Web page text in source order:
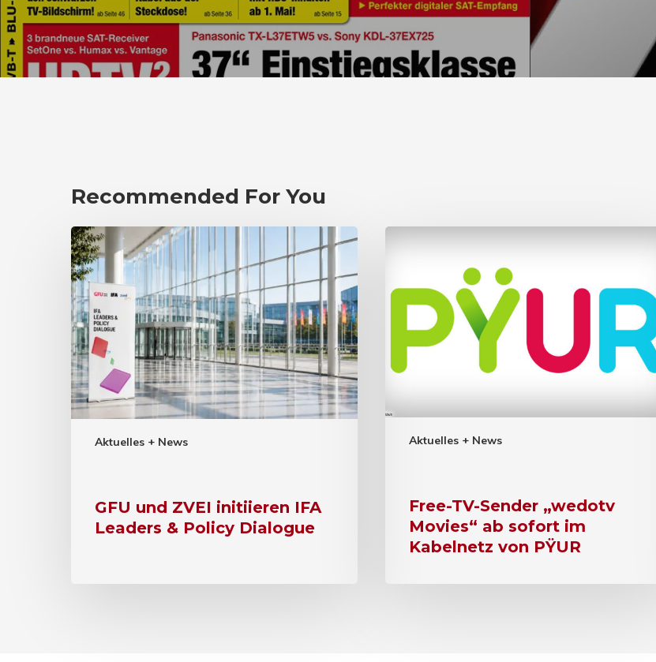
Recommended For You
Aktuelles + News
GFU und ZVEI initiieren IFA
Leaders & Policy Dialogue
Aktuelles + News
Free-TV-Sender „wedotv
Movies“ ab sofort im
Kabelnetz von PŸUR